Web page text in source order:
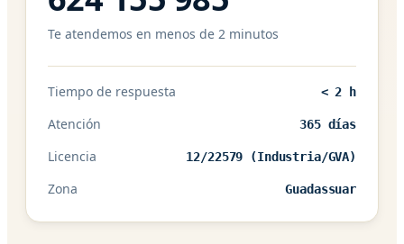
Te atendemos en menos de 2 minutos
Tiempo de respuesta < 2 h
Atención 365 días
Licencia 12/22579 (Industria/GVA)
Zona Guadassuar